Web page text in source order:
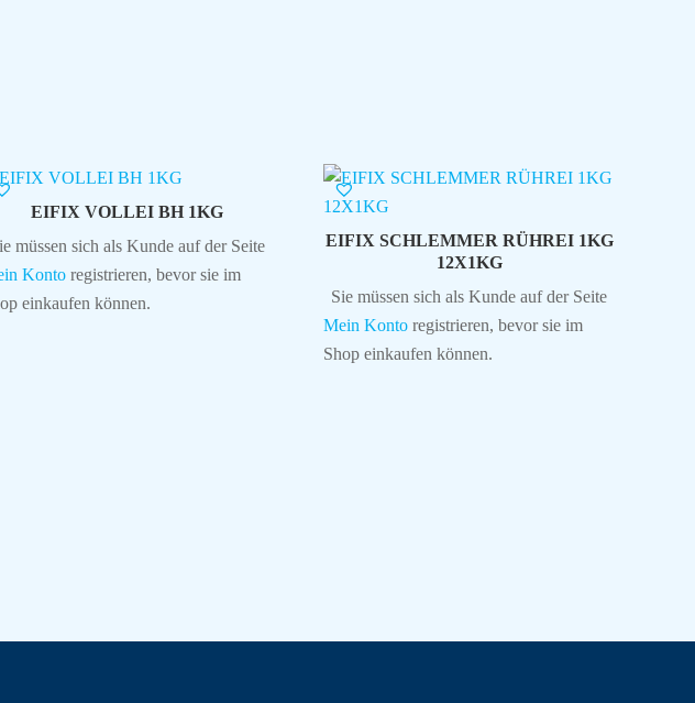
EIFIX VOLLEI BH 1KG
müssen sich als Kunde auf der Seite
Kontoregistrieren, bevor sie im
einkaufen können.
EIFIX SCHLEMMER RÜHREI 1KG
12X1KG
Sie müssen sich als Kunde auf der Seite
Mein Kontoregistrieren, bevor sie im
Shop einkaufen können.